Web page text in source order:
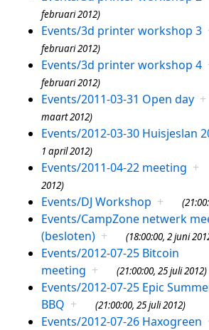
februari 2012)
Events/3d printer workshop 3
februari 2012)
Events/3d printer workshop 4
februari 2012)
Events/2011-03-31 Open day +
maart 2012)
Events/2012-03-30 Huisjeslan
1 april 2012)
Events/2011-04-22 meeting +
2012)
Events/DJ Workshop +
Events/CampZone netwerk
(besloten) + (18:00:00, 2 juni
Events/2012-07-25 Bitcoin
meeting + (21:00:00, 25 juli 2012)
Events/2012-07-25 Epic
BBQ + (21:00:00, 25 juli 2012)
Events/2012-07-26 Haxogreen